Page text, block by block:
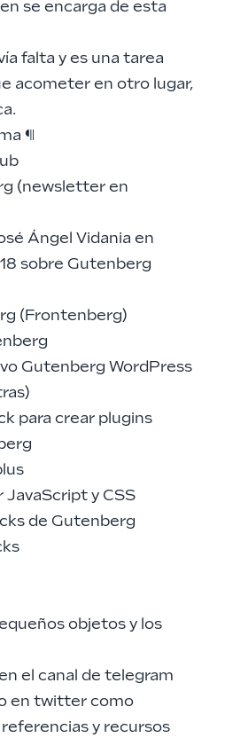
se encarga de esta
falta y es una tarea
acometer en otro lugar,
¶
(newsletter en
Ángel Vidania en
sobre Gutenberg
(Frontenberg)
Gutenberg WordPress
para crear plugins
JavaScript y CSS
de Gutenberg
objetos y los
el canal de telegram
en twitter como
y recursos